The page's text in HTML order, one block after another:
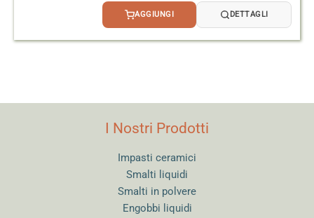
AGGIUNGI DETTAGLI
I Nostri Prodotti
Impasti ceramici
Smalti liquidi
Smalti in polvere
Engobbi liquidi